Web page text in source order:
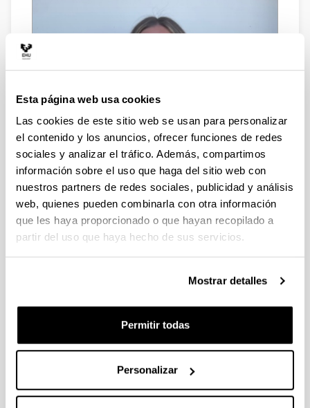
Esta página web usa cookies
Las cookies de este sitio web se usan para personalizar
el contenido y los anuncios, ofrecer funciones de redes
sociales y analizar el tráfico. Además, compartimos
información sobre el uso que haga del sitio web con
nuestros partners de redes sociales, publicidad y análisis
web, quienes pueden combinarla con otra información
que les haya proporcionado o que hayan recopilado a
partir del uso que haya hecho de sus servicios.
Mostrar detalles
Permitir todas
Personalizar
Dirección web
María Josefina Mariné finalizó sus estudios de Grado
la Universidad de Buenos Aires (2018). Durante los
años 2016 y 2022 desarrolló su carrera profesional en
Argentina en el área de I+D en empresas
multinacionales de consumo masivo. En 2023, obtuvo el